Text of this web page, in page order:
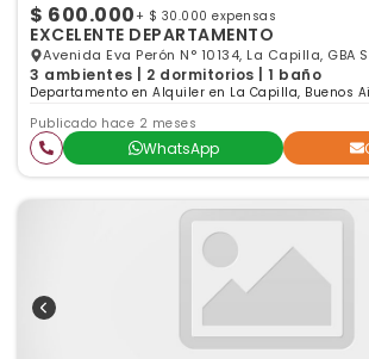
$ 600.000 + $ 30.000 expensas
EXCELENTE DEPARTAMENTO
Avenida Eva Perón N° 10134, La Capilla, GBA
3 ambientes | 2 dormitorios | 1 baño
Departamento en Alquiler en La Capilla, Buenos
Publicado hace 2 meses
WhatsApp